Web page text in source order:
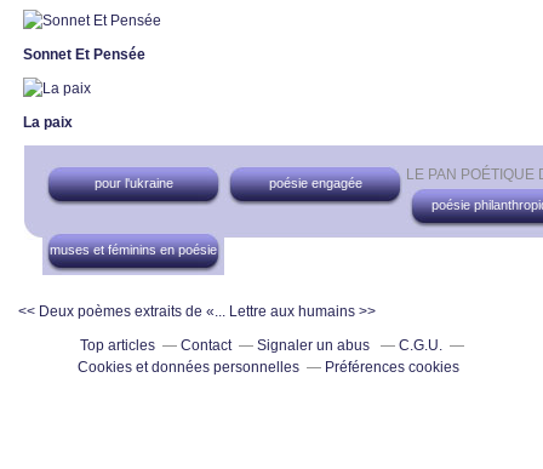
Sonnet Et Pensée
La paix
LE PAN
pour l'ukraine
poésie engagée
poésie
muses et féminins en poésie
<< Deux poèmes extraits de «... Lettre aux humains >>
Top articles
Contact Signaler un abus
C.G.U.
Cookies et données personnelles
Préférences cookies